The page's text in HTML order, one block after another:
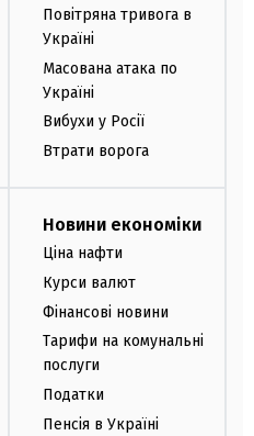
Повітряна тривога в
Україні
Масована атака по
Україні
Вибухи у Росії
Втрати ворога
Новини економіки
Ціна нафти
Курси валют
Фінансові новини
Тарифи на комунальні
послуги
Податки
Пенсія в Україні